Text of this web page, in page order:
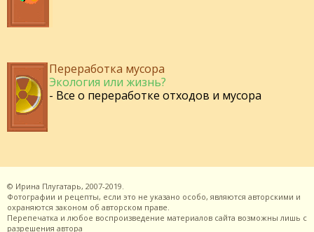
Переработка мусора
Экология или жизнь?
- Все о переработке отходов и мусора
© Ирина Плугатарь, 2007-2019.
Фотографии и рецепты, если это не указано особо, являются авторскими и
охраняются законом об авторском праве.
Перепечатка и любое воспроизведение материалов сайта возможны лишь с
разрешения автора